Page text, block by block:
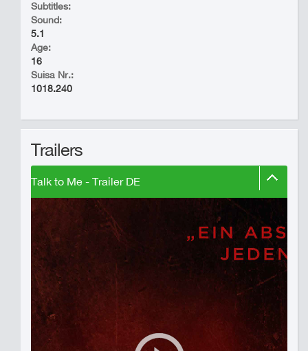
Subtitles:
Sound:
5.1
Age:
16
Suisa Nr.:
1018.240
Trailers
Talk to Me - Trailer DE